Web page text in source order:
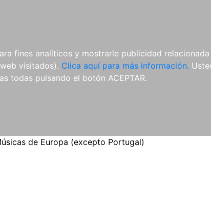
fines analíticos y mostrarle publicidad
visitados). Clica aquí para más información.
todas pulsando el botón ACEPTAR.
REVISTAS
CDS Y
DVDS
MATERIAL
de Europa (excepto Portugal)